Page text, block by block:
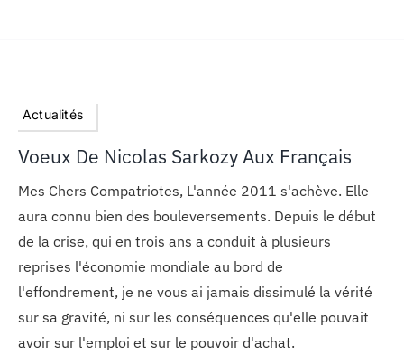
Actualités
Voeux De Nicolas Sarkozy Aux Français
Mes Chers Compatriotes, L'année 2011 s'achève. Elle
aura connu bien des bouleversements. Depuis le début
de la crise, qui en trois ans a conduit à plusieurs
reprises l'économie mondiale au bord de
l'effondrement, je ne vous ai jamais dissimulé la vérité
sur sa gravité, ni sur les conséquences qu'elle pouvait
avoir sur l'emploi et sur le pouvoir d'achat.